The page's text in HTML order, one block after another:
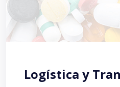
Logística y